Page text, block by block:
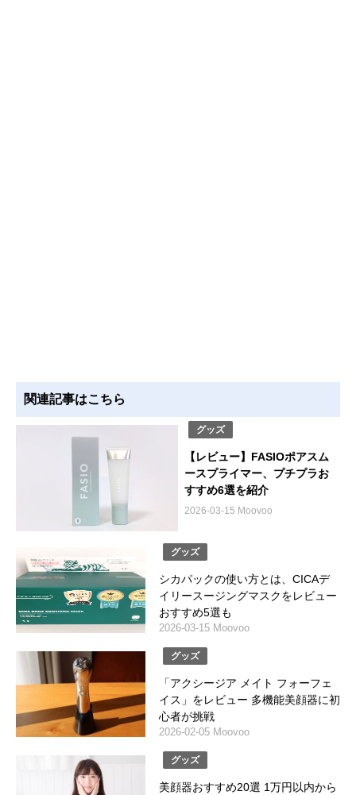
関連記事はこちら
グッズ
【レビュー】FASIOポアスム
ースプライマー、プチプラお
すすめ6選を紹介
2026-03-15 Moovoo
グッズ
シカパックの使い方とは、CICAデ
イリースージングマスクをレビュー
おすすめ5選も
2026-03-15 Moovoo
グッズ
「アクシージア メイト フォーフェ
イス」をレビュー 多機能美顔器に初
心者が挑戦
2026-02-05 Moovoo
グッズ
美顔器おすすめ20選 1万円以内から